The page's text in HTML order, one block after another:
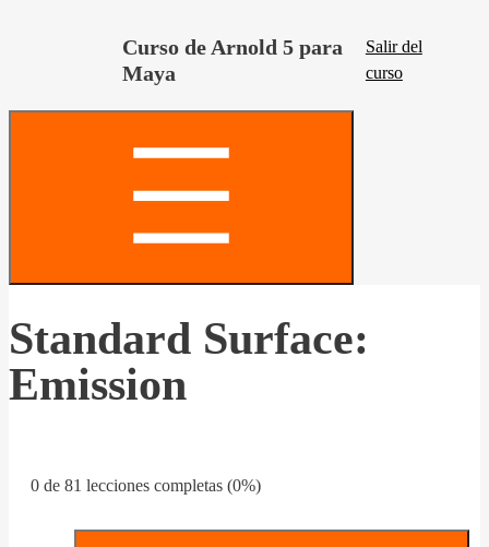
Curso de Arnold 5 para
Maya
Salir del
curso
Standard Surface:
Emission
0 de 81 lecciones completas (0%)